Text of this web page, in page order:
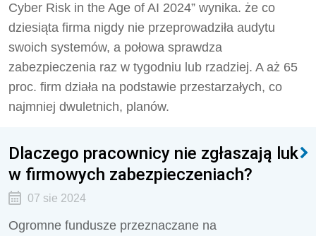
Cyber Risk in the Age of AI 2024” wynika. że co
dziesiąta firma nigdy nie przeprowadziła audytu
swoich systemów, a połowa sprawdza
zabezpieczenia raz w tygodniu lub rzadziej. A aż 65
proc. firm działa na podstawie przestarzałych, co
najmniej dwuletnich, planów.
Dlaczego pracownicy nie zgłaszają luk
w firmowych zabezpieczeniach?
07 sie 2024
Ogromne fundusze przeznaczane na